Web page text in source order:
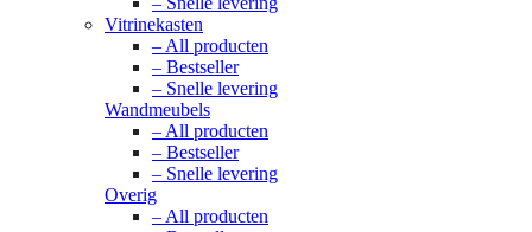
Vitrinekasten
– All producten
– Bestseller
– Snelle levering
Wandmeubels
– All producten
– Bestseller
– Snelle levering
Overig
– All producten